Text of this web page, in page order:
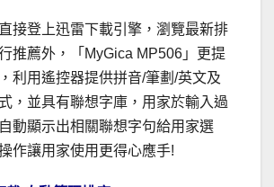
接登上迅雷下載引擎，瀏覽最新排
推薦外，「MyGica MP506」更提
利用遙控器提供拼音/筆劃/英文及
，並具有聯想字庫，用家於輸入過
動顯示出相關聯想字句給用家選
作讓用家使用更得心應手!